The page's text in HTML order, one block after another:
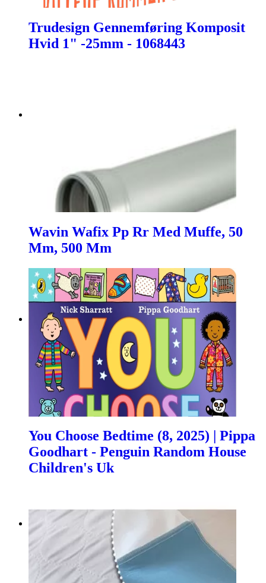
Trudesign Gennemføring Komposit
Hvid 1" -25mm - 1068443
Wavin Wafix Pp Rr Med Muffe, 50
Mm, 500 Mm
You Choose Bedtime (8, 2025) | Pippa
Goodhart - Penguin Random House
Children's Uk